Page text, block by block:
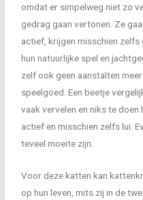
omdat er simpelweg niet zo
gedrag gaan vertonen. Ze
actief, krijgen misschien
hun natuurlijke spel en
zelf ook geen aanstalten
speelgoed. Een beetje
vaak vervelen en niks te
actief en misschien zelfs lui.
teveel moeite zijn.
Voor deze katten kan
op hun leven, mits zij in de